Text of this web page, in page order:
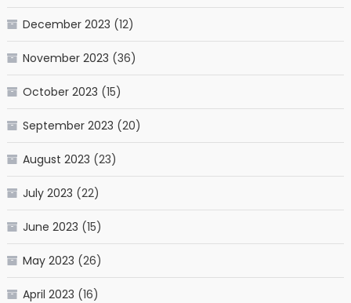
December 2023 (12)
November 2023 (36)
October 2023 (15)
September 2023 (20)
August 2023 (23)
July 2023 (22)
June 2023 (15)
May 2023 (26)
April 2023 (16)